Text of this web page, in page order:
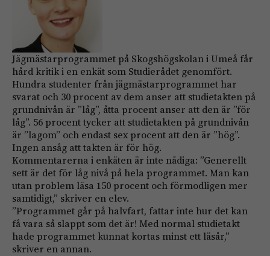
Jägmästarprogrammet på Skogshögskolan i Umeå får
hård kritik i en enkät som Studie­rådet genomfört.
Hundra studenter från jägmästarprogrammet har
svarat och 30 procent av dem anser att studietakten på
grundnivån är ”låg”, åtta procent anser att den är ”för
låg”. 56 procent tycker att studie­takten på grundnivån
är ”lagom” och endast sex procent att den är ”hög”.
Ingen ansåg att takten är för hög.
Kommentarerna i enkäten är inte nådiga: ”Generellt
sett är det för låg nivå på hela programmet. Man kan
utan problem läsa 150 procent och förmodligen mer
samtidigt,” skriver en elev.
”Programmet går på halvfart, fattar inte hur det kan
få vara så slappt som det är! Med normal studietakt
hade programmet kunnat kortas minst ett läsår,”
skriver en annan.